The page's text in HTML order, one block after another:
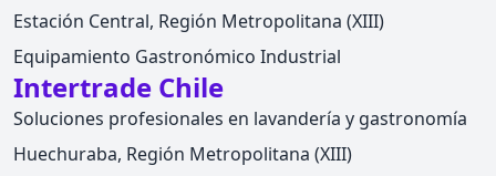
Estación Central, Región Metropolitana (XIII)
Equipamiento Gastronómico Industrial
Intertrade Chile
Soluciones profesionales en lavandería y gastronomía
Huechuraba, Región Metropolitana (XIII)